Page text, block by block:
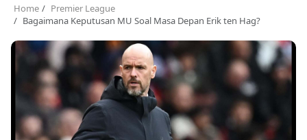
Home
Premier League
Bagaimana Keputusan MU Soal Masa Depan Erik ten Hag?